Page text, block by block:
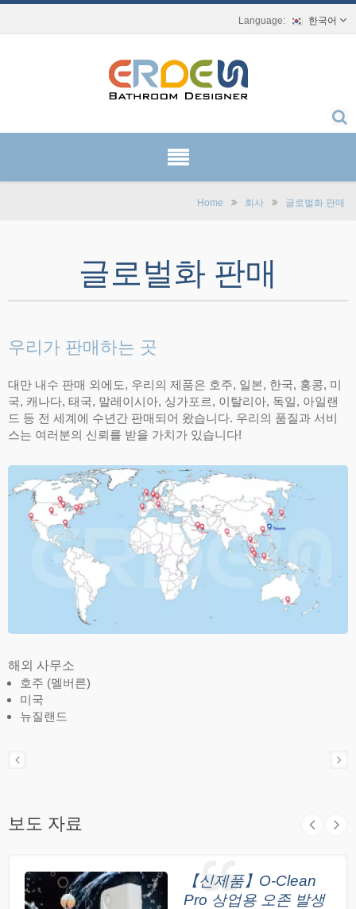
한국어
Home 회사 글로벌화 판매
글로벌화 판매
우리가 판매하는 곳
대만 내수 판매 외에도, 우리의 제품은 호주, 일본, 한국, 홍콩, 미
국, 캐나다, 태국, 말레이시아, 싱가포르, 이탈리아, 독일, 아일랜
드 등 전 세계에 수년간 판매되어 왔습니다. 우리의 품질과 서비
스는 여러분의 신뢰를 받을 가치가 있습니다!
해외 사무소
호주 (멜버른)
미국
뉴질랜드
보도 자료
【신제품】O-Clean
Pro 상업용 오존 발생